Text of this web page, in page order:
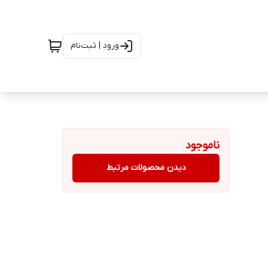
ورود | ثبت‌نام
ناموجود
دیدن محصولات مرتبط